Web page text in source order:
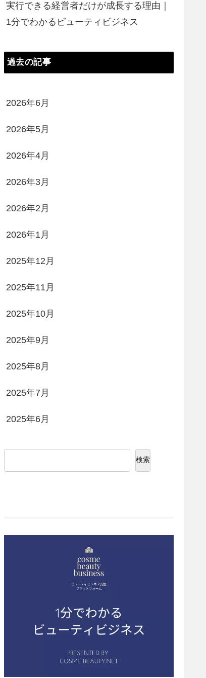
実行できる経営者だけが成長する理由｜
1分でわかるビューティビジネス
過去の記事
2026年6月
2026年5月
2026年4月
2026年3月
2026年2月
2026年1月
2025年12月
2025年11月
2025年10月
2025年9月
2025年8月
2025年7月
2025年6月
検索